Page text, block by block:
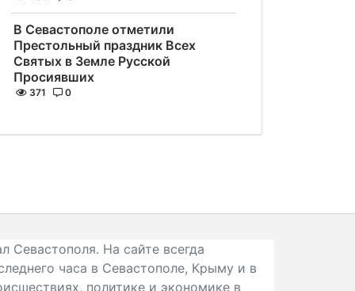
В Севастополе отметили
Престольный праздник Всех
Святых в Земле Русской
Просиявших
371 0
На сайте всегда
часа в Севастополе, Крыму и в
политике и экономике в